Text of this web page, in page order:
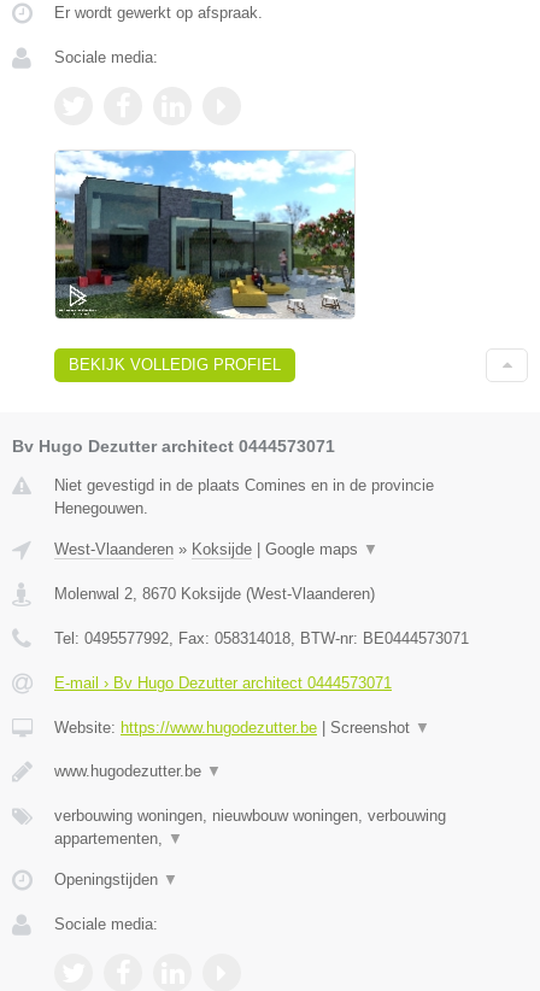
Er wordt gewerkt op afspraak.
Sociale media:
BEKIJK VOLLEDIG PROFIEL
Bv Hugo Dezutter architect 0444573071
Niet gevestigd in de plaats Comines en in de provincie
Henegouwen.
West-Vlaanderen » Koksijde | Google maps ▼
Molenwal 2 8670 Koksijde (West-Vlaanderen)
Tel: 0495577992 , Fax: 058314018 , BTW-nr: BE0444573071
E-mail › Bv Hugo Dezutter architect 0444573071
Website: https://www.hugodezutter.be | Screenshot ▼
www.hugodezutter.be ▼
verbouwing woningen, nieuwbouw woningen, verbouwing
appartementen,
▼
Openingstijden ▼
Sociale media: